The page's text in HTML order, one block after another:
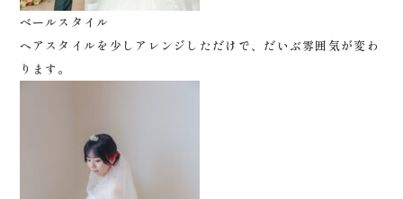
ベールスタイル
ヘアスタイルを少しアレンジしただけで、だいぶ雰囲気が変わ
ります。